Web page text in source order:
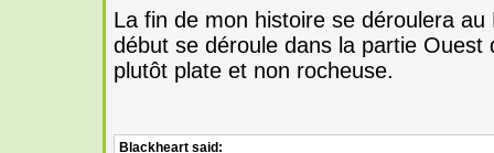
La fin de mon histoire se déroulera
début se déroule dans la partie
plutôt plate et non rocheuse.
Blackheart said: